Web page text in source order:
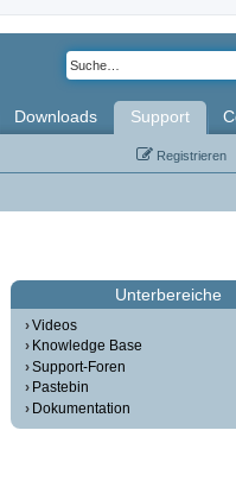
Downloads Support
Registrieren
Unterbereiche
Videos
Knowledge Base
Support-Foren
Pastebin
Dokumentation